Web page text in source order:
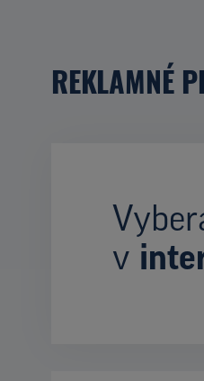
REKLAMNÉ
v